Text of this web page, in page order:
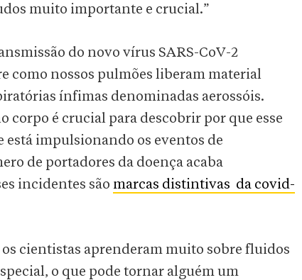
muito importante e crucial.”
do novo vírus SARS-CoV-2
como nossos pulmões liberam material
ínfimas denominadas aerossóis.
corpo é crucial para descobrir por que esse
impulsionando os eventos de
de portadores da doença acaba
incidentes são marcas distintivas da covid-
cientistas aprenderam muito sobre fluidos
o que pode tornar alguém um